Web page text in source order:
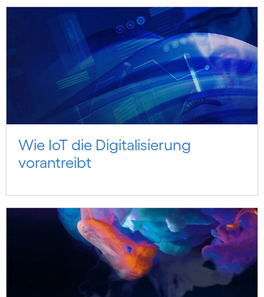
Wie IoT die Digitalisierung
vorantreibt